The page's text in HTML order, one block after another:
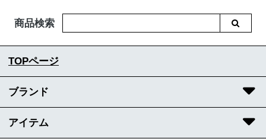
商品検索
TOPページ
ブランド
アイテム